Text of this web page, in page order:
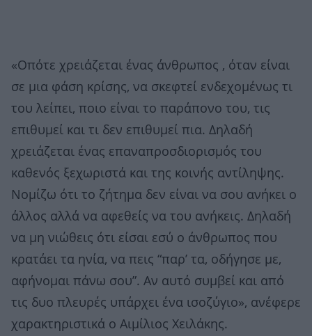
«Οπότε χρειάζεται ένας άνθρωπος , όταν είναι
σε μια φάση κρίσης, να σκεφτεί ενδεχομένως τι
του λείπει, ποιο είναι το παράπονο του, τις
επιθυμεί και τι δεν επιθυμεί πια. Δηλαδή
χρειάζεται ένας επαναπροσδιορισμός του
καθενός ξεχωριστά και της κοινής αντίληψης.
Νομίζω ότι το ζήτημα δεν είναι να σου ανήκει ο
άλλος αλλά να αφεθείς να του ανήκεις. Δηλαδή
να μη νιώθεις ότι είσαι εσύ ο άνθρωπος που
κρατάει τα ηνία, να πεις “παρ’ τα, οδήγησε με,
αφήνομαι πάνω σου”. Αν αυτό συμβεί και από
τις δυο πλευρές υπάρχει ένα ισοζύγιο», ανέφερε
χαρακτηριστικά ο Αιμίλιος Χειλάκης.